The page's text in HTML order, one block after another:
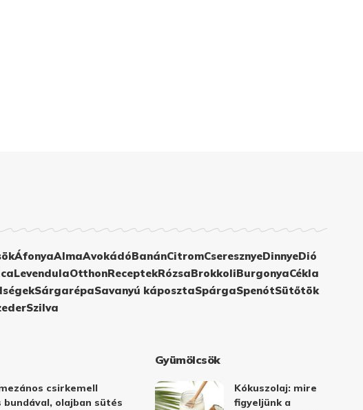
ÁfonyaAlmaAvokádóBanánCitromCseresznyeDinnyeDió
LevendulaOtthonReceptekRózsaBrokkoliBurgonyaCékla
SárgarépaSavanyú káposztaSpárgaSpenótSütőtök
Szilva
csirkemell
bundával, olajban sütés
Gyümölcsök
Kókuszolaj: mire
figyeljünk a